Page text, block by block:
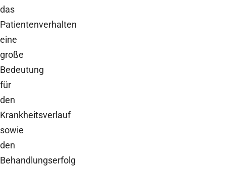
das
Patientenverhalten
eine
große
Bedeutung
für
den
Krankheitsverlauf
sowie
den
Behandlungserfolg